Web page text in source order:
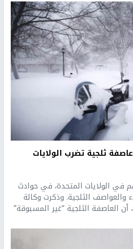
عاصفة ثلجية تضرب الولايات
في الولايات المتحدة، في حوادث
الثلجية. وذكرت وكالة
أن العاصفة الثلجية “غير المسبوقة”